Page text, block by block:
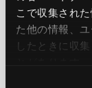
こで収集され
た他の情報、
したときに収
個人情報や機密
ネットワークセ
クラウド環境の